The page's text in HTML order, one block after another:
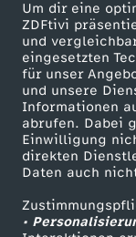
Um dir eine
ZDFtivi
und
eingesetzten
für unser
und unsere
Informationen
abrufen. Dabei
Einwilligung
direkten
Daten auch
•
d
e
r
A
x
Mehr ZDF
ZDF-Apps
Smart TV
ZDFtext
Livestreams
Sendungen A-Z